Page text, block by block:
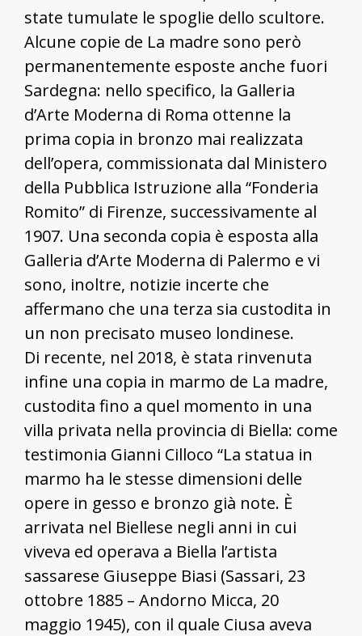
state tumulate le spoglie dello scultore.
Alcune copie de La madre sono però
permanentemente esposte anche fuori
Sardegna: nello specifico, la Galleria
d’Arte Moderna di Roma ottenne la
prima copia in bronzo mai realizzata
dell’opera, commissionata dal Ministero
della Pubblica Istruzione alla “Fonderia
Romito” di Firenze, successivamente al
1907. Una seconda copia è esposta alla
Galleria d’Arte Moderna di Palermo e vi
sono, inoltre, notizie incerte che
affermano che una terza sia custodita in
un non precisato museo londinese.
Di recente, nel 2018, è stata rinvenuta
infine una copia in marmo de La madre,
custodita fino a quel momento in una
villa privata nella provincia di Biella: come
testimonia Gianni Cilloco “La statua in
marmo ha le stesse dimensioni delle
opere in gesso e bronzo già note. È
arrivata nel Biellese negli anni in cui
viveva ed operava a Biella l’artista
sassarese Giuseppe Biasi (Sassari, 23
ottobre 1885 – Andorno Micca, 20
maggio 1945), con il quale Ciusa aveva